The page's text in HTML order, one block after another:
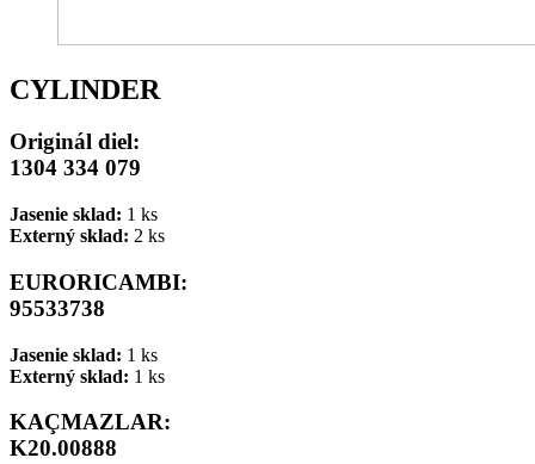
CYLINDER
Originál diel:
1304 334 079
Jasenie sklad: 1 ks
Externý sklad: 2 ks
EURORICAMBI:
95533738
Jasenie sklad: 1 ks
Externý sklad: 1 ks
KAÇMAZLAR:
K20.00888